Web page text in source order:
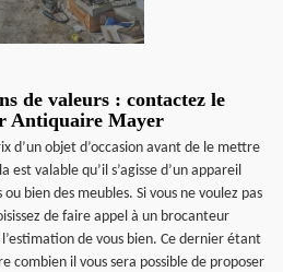
de valeurs : contactez le
Antiquaire Mayer
d’un objet d’occasion avant de le mettre
est valable qu’il s’agisse d’un appareil
bien des meubles. Si vous ne voulez pas
de faire appel à un brocanteur
de vous bien. Ce dernier étant
combien il vous sera possible de proposer